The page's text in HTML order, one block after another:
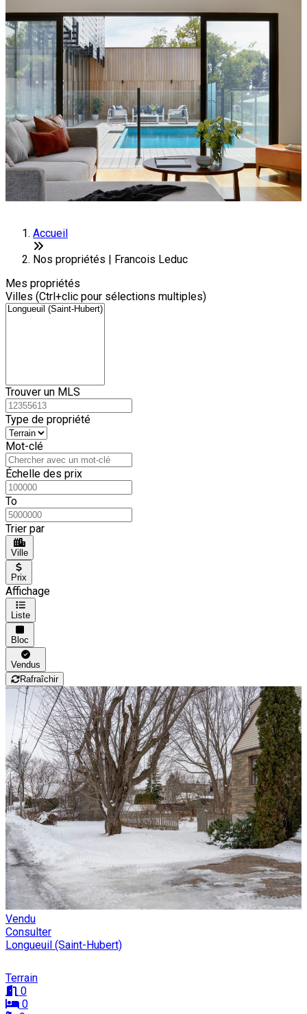
Accueil
Nos propriétés | Francois Leduc
Mes propriétés
Villes (Ctrl+clic pour sélections multiples)
Trouver un MLS
Type de propriété
Mot-clé
Échelle des prix
To
Trier par
Ville
Prix
Affichage
Liste
Bloc
Vendus
Rafraîchir
Vendu
Consulter
Longueuil (Saint-Hubert)
Terrain
0
0